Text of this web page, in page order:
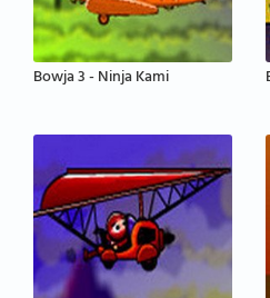
Bowja 3 - Ninja Kami